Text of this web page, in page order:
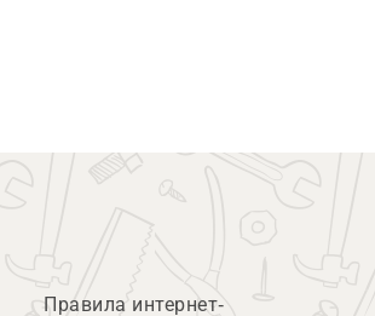
Правила интернет-